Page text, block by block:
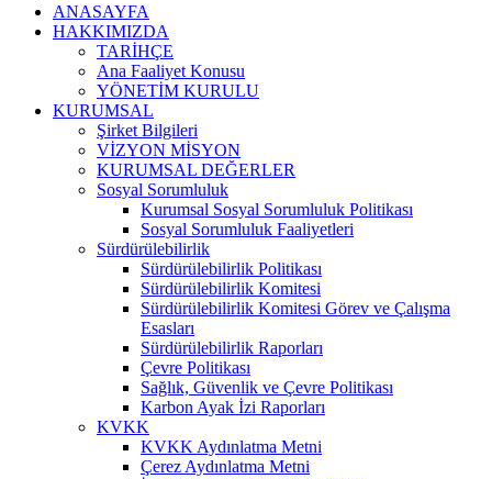
ANASAYFA
HAKKIMIZDA
TARİHÇE
Ana Faaliyet Konusu
YÖNETİM KURULU
KURUMSAL
Şirket Bilgileri
VİZYON MİSYON
KURUMSAL DEĞERLER
Sosyal Sorumluluk
Kurumsal Sosyal Sorumluluk Politikası
Sosyal Sorumluluk Faaliyetleri
Sürdürülebilirlik
Sürdürülebilirlik Politikası
Sürdürülebilirlik Komitesi
Sürdürülebilirlik Komitesi Görev ve Çalışma
Esasları
Sürdürülebilirlik Raporları
Çevre Politikası
Sağlık, Güvenlik ve Çevre Politikası
Karbon Ayak İzi Raporları
KVKK
KVKK Aydınlatma Metni
Çerez Aydınlatma Metni